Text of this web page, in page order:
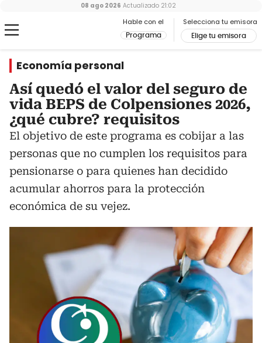
Hable con el
Programa
Selecciona tu emisora
Elige tu emisora
08 ago 2026 Actualizado 21:02
Economía personal
Así quedó el valor del seguro de
vida BEPS de Colpensiones 2026,
¿qué cubre? requisitos
El objetivo de este programa es cobijar a las
personas que no cumplen los requisitos para
pensionarse o para quienes han decidido
acumular ahorros para la protección
económica de su vejez.